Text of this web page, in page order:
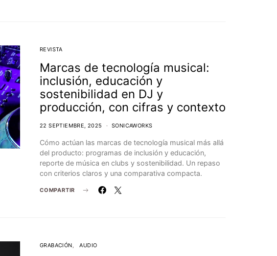
REVISTA
Marcas de tecnología musical:
inclusión, educación y
sostenibilidad en DJ y
producción, con cifras y contexto
22 SEPTIEMBRE, 2025 SONICAWORKS
Cómo actúan las marcas de tecnología musical más allá
del producto: programas de inclusión y educación,
reporte de música en clubs y sostenibilidad. Un repaso
con criterios claros y una comparativa compacta.
COMPARTIR
GRABACIÓN AUDIO